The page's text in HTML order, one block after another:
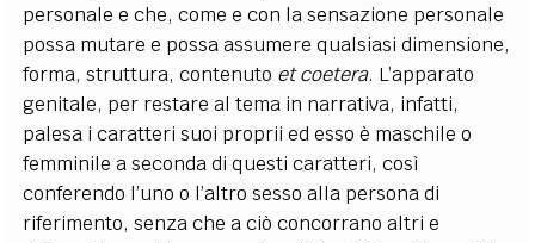
personale e che, come e con la sensazione personale
possa mutare e possa assumere qualsiasi dimensione,
forma, struttura, contenuto et coetera. L’apparato
genitale, per restare al tema in narrativa, infatti,
palesa i caratteri suoi proprii ed esso è maschile o
femminile a seconda di questi caratteri, così
conferendo l’uno o l’altro sesso alla persona di
riferimento, senza che a ciò concorrano altri e